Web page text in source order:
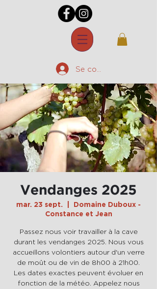
Se connecter
Vendanges 2025
mar. 23 sept.
Domaine Duboux -
Constance et Jean
Passez nous voir travailler à la cave
durant les vendanges 2025. Nous vous
accueillons volontiers autour d'un verre
de moût ou de vin de 8h00 à 21h00.
Les dates exactes peuvent évoluer en
fonction de la météo. Appelez nous